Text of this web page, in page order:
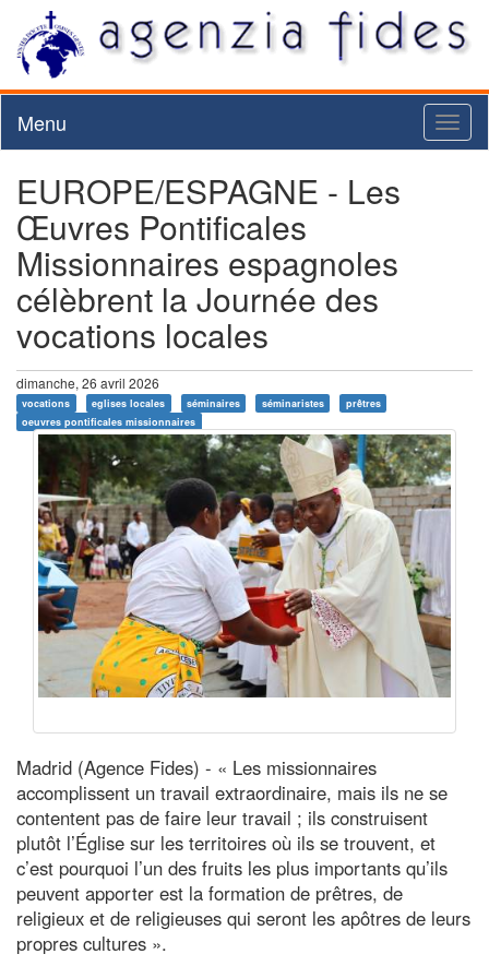
Menu
EUROPE/ESPAGNE - Les
Œuvres Pontificales
Missionnaires espagnoles
célèbrent la Journée des
vocations locales
dimanche, 26 avril 2026
vocations eglises locales séminaires séminaristes
prêtres
oeuvres pontificales missionnaires
Madrid (Agence Fides) - « Les missionnaires
accomplissent un travail extraordinaire, mais ils ne se
contentent pas de faire leur travail ; ils construisent
plutôt l’Église sur les territoires où ils se trouvent, et
c’est pourquoi l’un des fruits les plus importants qu’ils
peuvent apporter est la formation de prêtres, de
religieux et de religieuses qui seront les apôtres de leurs
propres cultures ».